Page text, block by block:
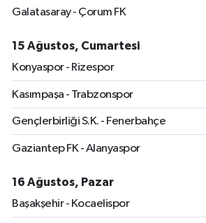
Galatasaray - Çorum FK
15 Ağustos, Cumartesi
Konyaspor - Rizespor
Kasımpaşa - Trabzonspor
Gençlerbirliği S.K. - Fenerbahçe
Gaziantep FK - Alanyaspor
16 Ağustos, Pazar
Başakşehir - Kocaelispor